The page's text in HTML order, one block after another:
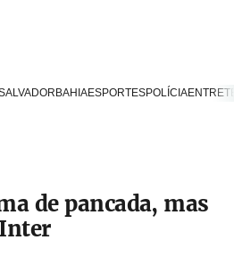
BAHIAESPORTESPOLÍCIA
de pancada, mas